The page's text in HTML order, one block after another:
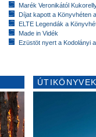
Marék Veronikától
Díjat kapott a Könyvhéten
ELTE Legendák a
Made in Vidék
Ezüstöt nyert a Kodolányi